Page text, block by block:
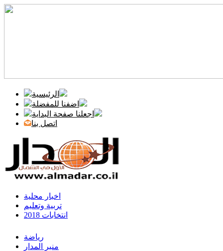
الرئيسية
اضفنا للمفضلة
اجعلنا صفحة البداية
اتصل بنا
اخبار محلية
تربية وتعليم
انتخابات 2018
رياضة
منبر المدار